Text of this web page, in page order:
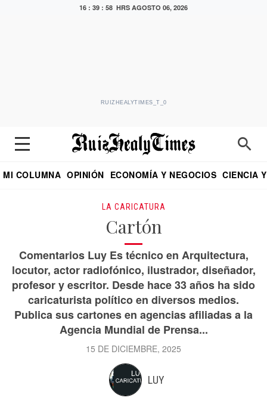
16 : 39 : 58 HRS AGOSTO 06, 2026
RUIZHEALYTIMES_T_0
MI COLUMNA OPINIÓN ECONOMÍA Y NEGOCIOS CIENCIA
LA CARICATURA
Cartón
Comentarios Luy Es técnico en Arquitectura,
locutor, actor radiofónico, ilustrador, diseñador,
profesor y escritor. Desde hace 33 años ha sido
caricaturista político en diversos medios.
Publica sus cartones en agencias afiliadas a la
Agencia Mundial de Prensa...
15 DE DICIEMBRE, 2025
LUY